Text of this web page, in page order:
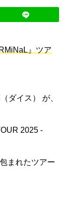
』ツア
ダイス） が、
2025 -
まれたツアー